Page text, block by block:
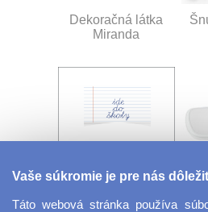
Dekoračná látka
Miranda
fotografie
Vaše súkromie je pre nás
Táto webová stránka používa